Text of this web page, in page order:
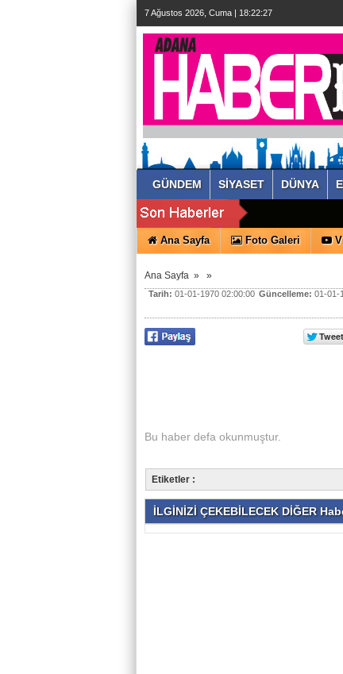
7 Ağustos 2026, Cuma | 18:22:27
GÜNDEM SİYASET DÜNYA
Ana Sayfa Foto Galeri
Ana Sayfa » »
Tarih: 01-01-1970 02:00:00 Güncelleme: 01-01-
Bu haber defa okunmuştur.
Etiketler :
İLGİNİZİ ÇEKEBİLECEK DİĞER